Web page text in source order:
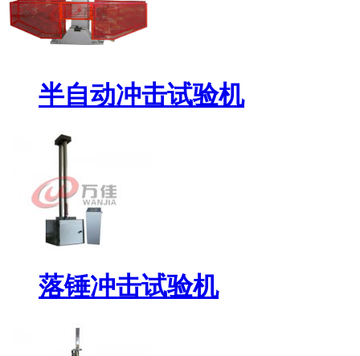
半自动冲击试验机
落锤冲击试验机